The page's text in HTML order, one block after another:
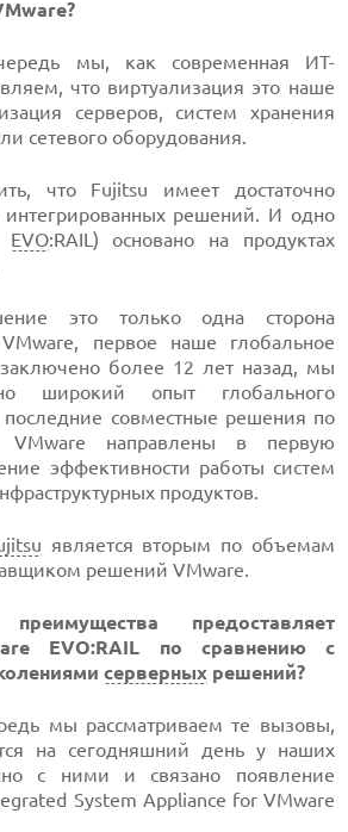
мы, как современная ИТ-
что виртуализация это наше
серверов, систем хранения
сетевого оборудования.
что Fujitsu имеет достаточно
решений. И одно
EVO:RAIL) основано на продуктах
это только одна сторона
VMware, первое наше глобальное
более 12 лет назад, мы
широкий опыт глобального
последние совместные решения по
VMware направлены в первую
эффективности работы систем
продуктов.
является вторым по объемам
решений VMware.
предоставляет
EVO:RAIL по сравнению с
серверных решений?
мы рассматриваем те вызовы,
на сегодняшний день у наших
с ними и связано появление
System Appliance for VMware